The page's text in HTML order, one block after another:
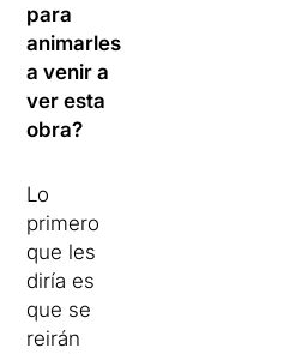
para
animarles
a venir a
ver esta
obra?
Lo
primero
que les
diría es
que se
reirán